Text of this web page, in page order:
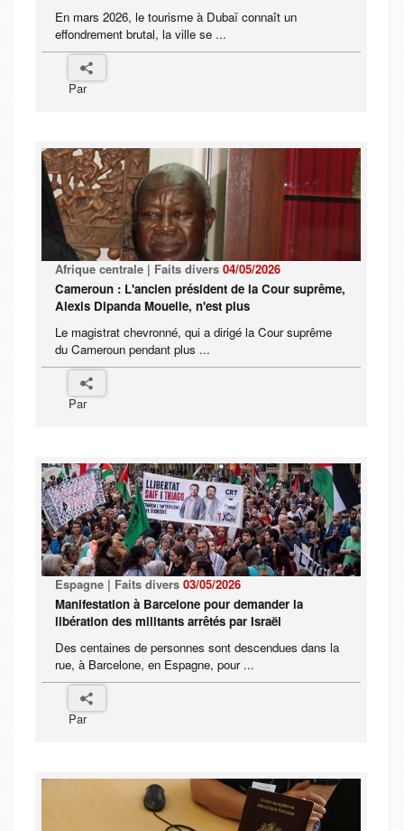
En mars 2026, le tourisme à Dubaï connaît un
effondrement brutal, la ville se ...
Par
Afrique centrale | Faits divers 04/05/2026
Cameroun : L'ancien président de la Cour suprême,
Alexis Dipanda Mouelle, n'est plus
Le magistrat chevronné, qui a dirigé la Cour suprême
du Cameroun pendant plus ...
Par
Espagne | Faits divers 03/05/2026
Manifestation à Barcelone pour demander la
libération des militants arrêtés par Israël
Des centaines de personnes sont descendues dans la
rue, à Barcelone, en Espagne, pour ...
Par